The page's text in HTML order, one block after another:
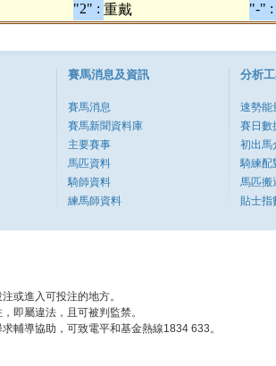
"2" : 重戴 "-" :
賽馬消息及資訊
賽馬消息
賽馬新聞資料庫
主要賽事
馬匹資料
騎師資料
練馬師資料
分析
速勢能
賽日數
初出馬
騎練配
馬匹搬
貼士指
或進入可投注的地方。
即屬違法，且可被判監禁。
輔導協助，可致電平和基金熱線1834 633。